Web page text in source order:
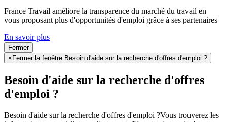
France Travail améliore la transparence du marché du travail en
vous proposant plus d'opportunités d'emploi grâce à ses partenaires
En savoir plus
Fermer
× Fermer la fenêtre Besoin d'aide sur la recherche d'offres d'emploi ?
Besoin d'aide sur la recherche d'offres
d'emploi ?
Besoin d'aide sur la recherche d'offres d'emploi ?Vous trouverez les